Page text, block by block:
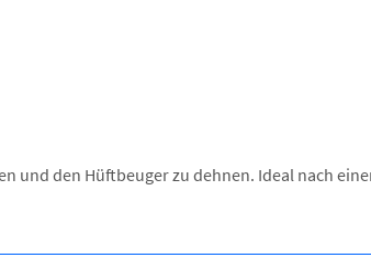
und den Hüftbeuger zu dehnen. Ideal nach